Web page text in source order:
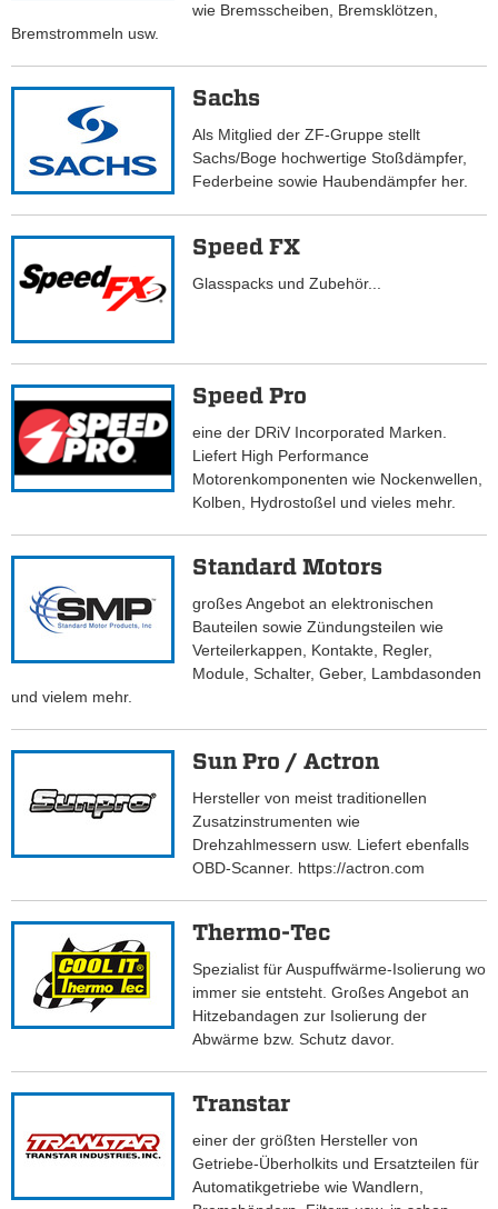
wie Bremsscheiben, Bremsklötzen,
Bremstrommeln usw.
Sachs
Als Mitglied der ZF-Gruppe stellt
Sachs/Boge hochwertige Stoßdämpfer,
Federbeine sowie Haubendämpfer her.
Speed FX
Glasspacks und Zubehör...
Speed Pro
eine der DRiV Incorporated Marken.
Liefert High Performance
Motorenkomponenten wie Nockenwellen,
Kolben, Hydrostoßel und vieles mehr.
Standard Motors
großes Angebot an elektronischen
Bauteilen sowie Zündungsteilen wie
Verteilerkappen, Kontakte, Regler,
Module, Schalter, Geber, Lambdasonden
und vielem mehr.
Sun Pro / Actron
Hersteller von meist traditionellen
Zusatzinstrumenten wie
Drehzahlmessern usw. Liefert ebenfalls
OBD-Scanner. https://actron.com
Thermo-Tec
Spezialist für Auspuffwärme-Isolierung wo
immer sie entsteht. Großes Angebot an
Hitzebandagen zur Isolierung der
Abwärme bzw. Schutz davor.
Transtar
einer der größten Hersteller von
Getriebe-Überholkits und Ersatzteilen für
Automatikgetriebe wie Wandlern,